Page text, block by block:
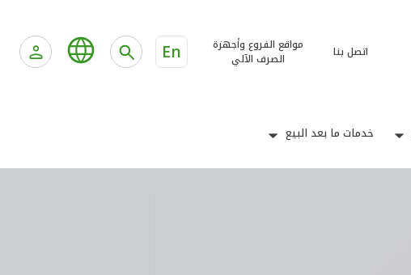
اتصل بنا
مواقع الفروع وأجهزة
الصرف الآلي
En
خدمات ما بعد البيع